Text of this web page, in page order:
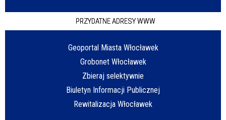
PRZYDATNE ADRESY WWW
Geoportal Miasta Włocławek
Grobonet Włocławek
Zbieraj selektywnie
Biuletyn Informacji Publicznej
Rewitalizacja Włocławek